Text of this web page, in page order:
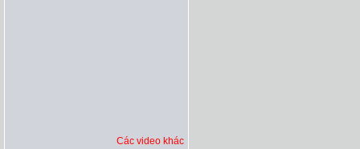
Các video khác